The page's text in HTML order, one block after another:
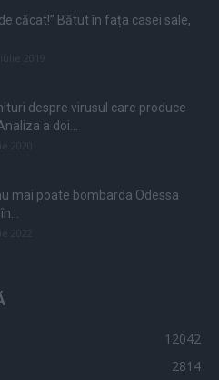
căcat!” Bătut în fața casei sale,
despre virusul care produce
a doi...
mai poate bombarda Odessa
12042
2814